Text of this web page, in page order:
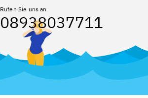
Rufen Sie uns an
08938037711